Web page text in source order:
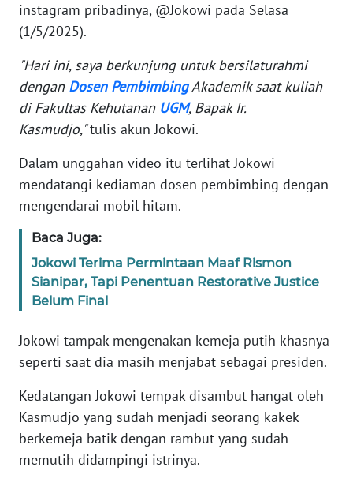
instagram pribadinya, @Jokowi pada Selasa
(1/5/2025).
"Hari ini, saya berkunjung untuk bersilaturahmi
dengan Dosen PembimbingAkademik saat kuliah
di Fakultas Kehutanan UGM, Bapak Ir.
Kasmudjo,"tulis akun Jokowi.
Dalam unggahan video itu terlihat Jokowi
mendatangi kediaman dosen pembimbing dengan
mengendarai mobil hitam.
Baca Juga:
Jokowi Terima Permintaan Maaf Rismon
Sianipar, Tapi Penentuan Restorative Justice
Belum Final
Jokowi tampak mengenakan kemeja putih khasnya
seperti saat dia masih menjabat sebagai presiden.
Kedatangan Jokowi tempak disambut hangat oleh
Kasmudjo yang sudah menjadi seorang kakek
berkemeja batik dengan rambut yang sudah
memutih didampingi istrinya.
SIBER
REDAKSI
KARIR
Wahana
News
Regional
WN
SUMUT
JABAR
BANTEN